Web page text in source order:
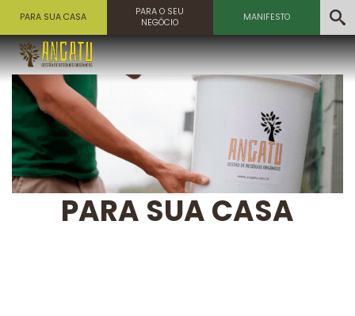
PARA SUA CASA
PARA O SEU
NEGÓCIO
MANIFESTO
PARA SUA CASA